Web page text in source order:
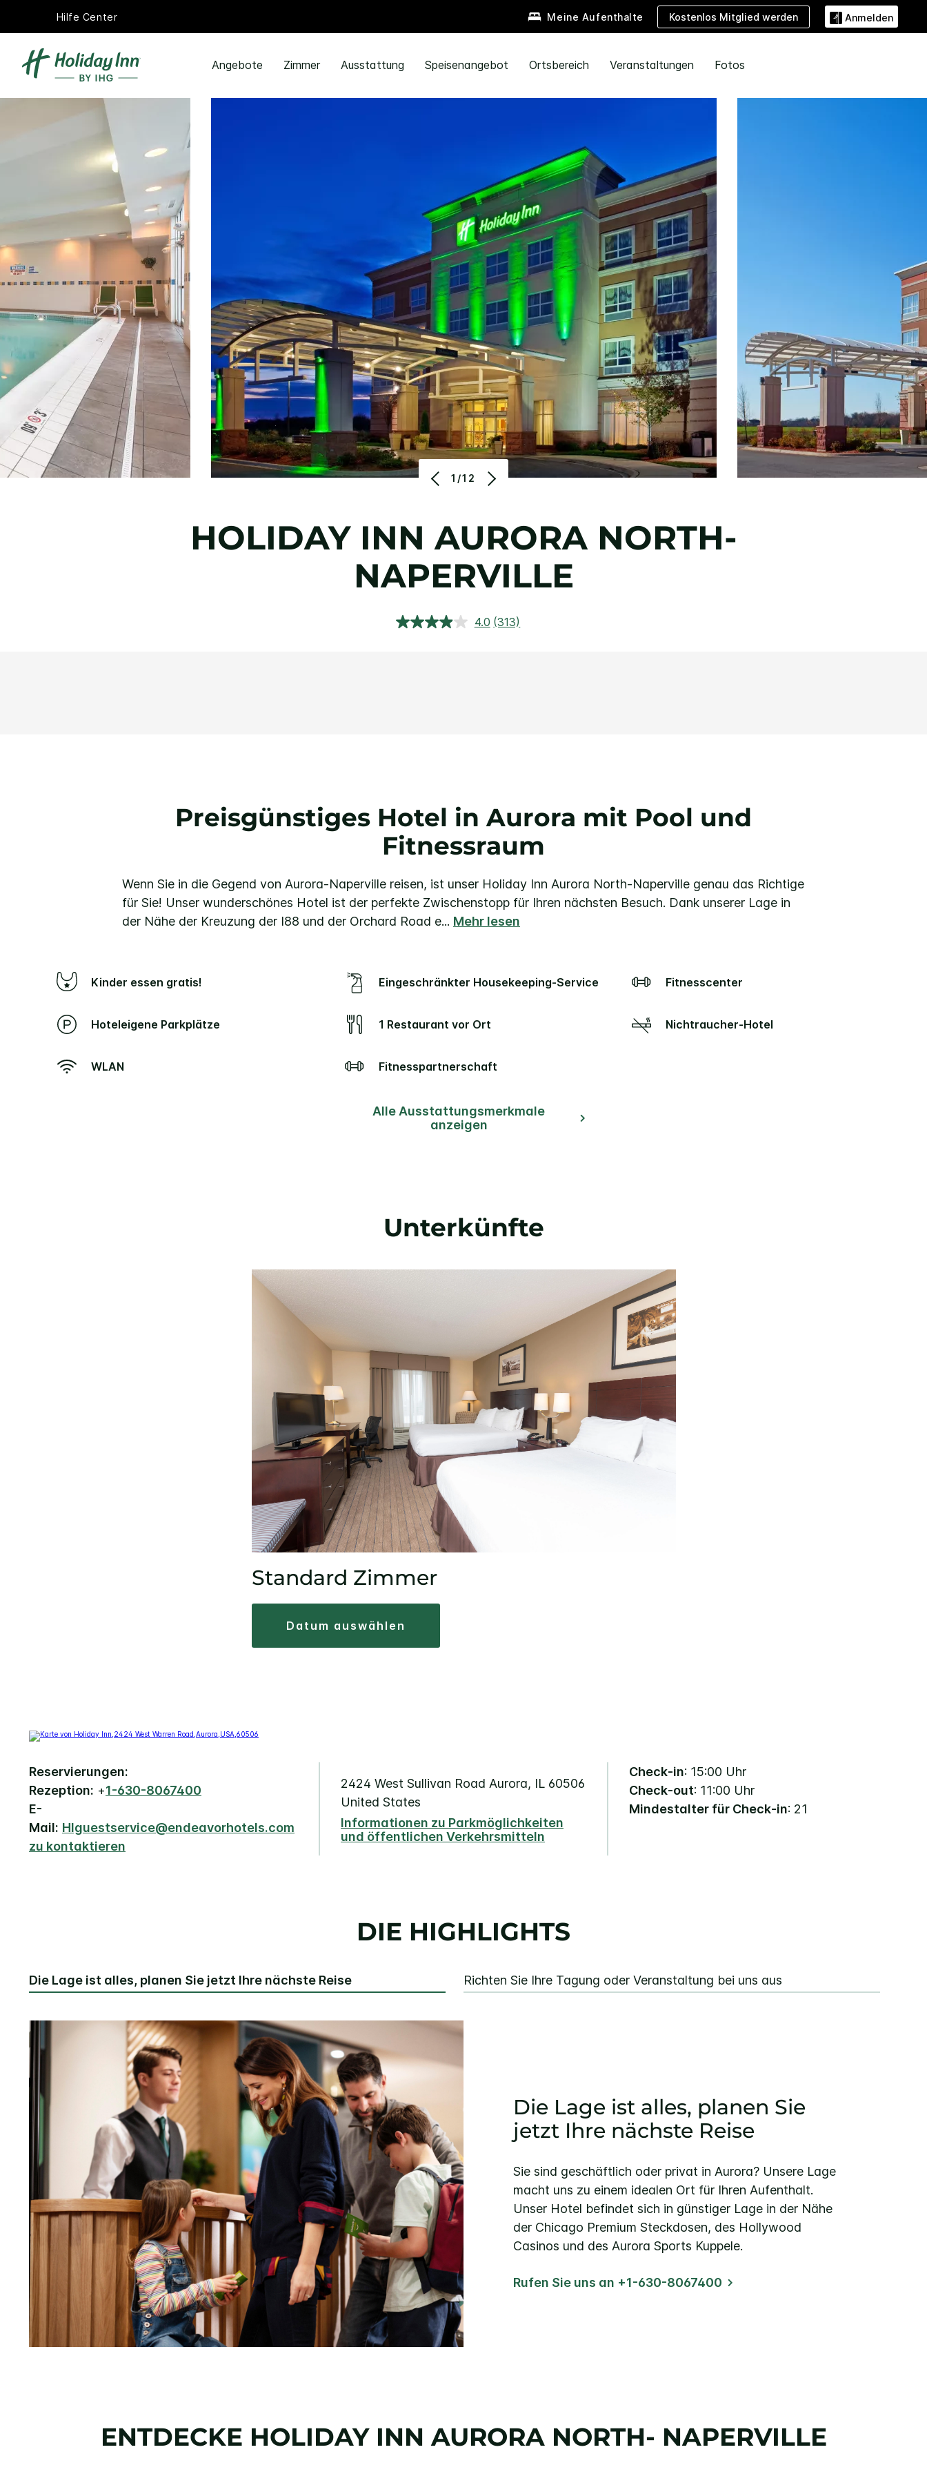
Hilfe Center Meine Aufenthalte Kostenlos Mitglied werden Anmelden
Angebote Zimmer Ausstattung Speisenangebot Ortsbereich Veranstaltungen Fotos
1/12
HOLIDAY INN AURORA NORTH-
NAPERVILLE
4.0 313
(313)
Preisgünstiges Hotel in Aurora mit Pool und
Fitnessraum
Wenn Sie in die Gegend von Aurora-Naperville reisen, ist unser Holiday Inn Aurora North-Naperville genau das Richtige
für Sie! Unser wunderschönes Hotel ist der perfekte Zwischenstopp für Ihren nächsten Besuch. Dank unserer Lage in
der Nähe der Kreuzung der I88 und der Orchard Road e... Mehr lesen
Kinder essen gratis! Eingeschränkter Housekeeping-Service Fitnesscenter
Hoteleigene Parkplätze 1 Restaurant vor Ort Nichtraucher-Hotel
WLAN Fitnesspartnerschaft
Alle Ausstattungsmerkmale
anzeigen
Unterkünfte
Standard Zimmer
datum auswählen
Reservierungen:
Rezeption: +1-630-8067400
E-
Mail: HIguestservice@endeavorhotels.com
zu kontaktieren
2424 West Sullivan Road Aurora, IL 60506
United States
Informationen zu Parkmöglichkeiten
und öffentlichen Verkehrsmitteln
Check-in: 15:00 Uhr
Check-out: 11:00 Uhr
Mindestalter für Check-in: 21
DIE HIGHLIGHTS
Die Lage ist alles, planen Sie jetzt Ihre nächste Reise Richten Sie Ihre Tagung oder Veranstaltung bei uns aus
Die Lage ist alles, planen Sie
jetzt Ihre nächste Reise
Sie sind geschäftlich oder privat in Aurora? Unsere Lage
macht uns zu einem idealen Ort für Ihren Aufenthalt.
Unser Hotel befindet sich in günstiger Lage in der Nähe
der Chicago Premium Steckdosen, des Hollywood
Casinos und des Aurora Sports Kuppele.
Rufen Sie uns an +1-630-8067400
ENTDECKE HOLIDAY INN AURORA NORTH- NAPERVILLE